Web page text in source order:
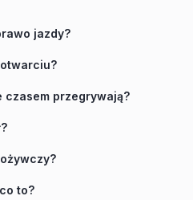
jazdy?
przegrywają?
to?